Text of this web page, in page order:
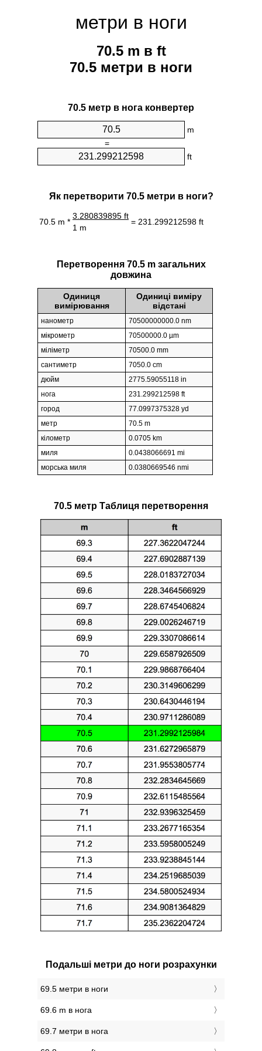
метри в ноги
70.5 m в ft
70.5 метри в ноги
70.5 метр в нога конвертер
m
=
ft
Як перетворити 70.5 метри в ноги?
70.5 m *
3.280839895 ft
= 231.299212598 ft
1 m
Перетворення 70.5 m загальних
довжина
Одиниця
вимірювання
Одиниці виміру
відстані
нанометр
70500000000.0 nm
мікрометр
70500000.0 µm
міліметр
70500.0 mm
сантиметр
7050.0 cm
дюйм
2775.59055118 in
нога
231.299212598 ft
город
77.0997375328 yd
метр
70.5 m
кілометр
0.0705 km
миля
0.0438066691 mi
морська миля
0.0380669546 nmi
70.5 метр Таблиця перетворення
Подальші метри до ноги розрахунки
69.5 метри в ноги
69.6 m в нога
69.7 метри в нога